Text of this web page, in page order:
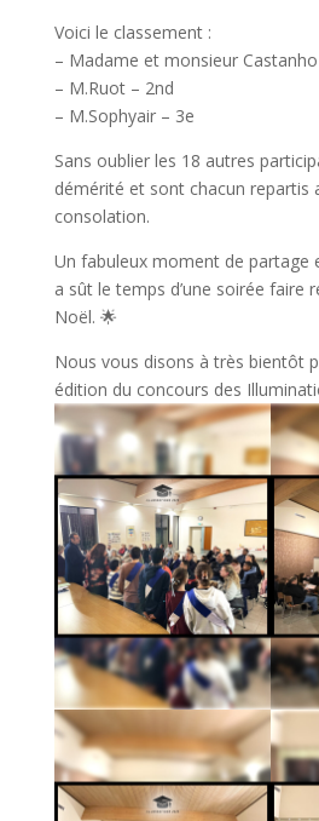
Voici le classement :
– Madame et monsieur
– M.Ruot – 2nd
– M.Sophyair – 3e
Sans oublier les 18 autres
démérité et sont chacun repartis
consolation.
Un fabuleux moment de partage
a sût le temps d’une soirée faire
Noël. 🌟
Nous vous disons à très bientôt
édition du concours des